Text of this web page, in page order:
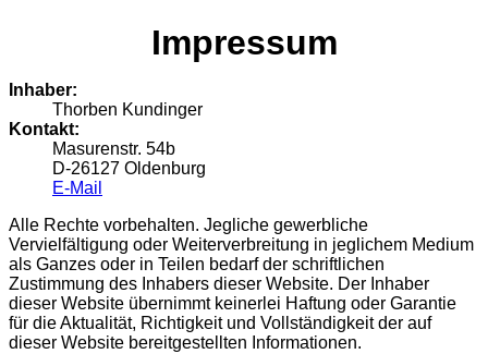
Impressum
Inhaber:
Thorben Kundinger
Kontakt:
Masurenstr. 54b
D-26127 Oldenburg
E-Mail
Alle Rechte vorbehalten. Jegliche gewerbliche
Vervielfältigung oder Weiterverbreitung in jeglichem Medium
als Ganzes oder in Teilen bedarf der schriftlichen
Zustimmung des Inhabers dieser Website. Der Inhaber
dieser Website übernimmt keinerlei Haftung oder Garantie
für die Aktualität, Richtigkeit und Vollständigkeit der auf
dieser Website bereitgestellten Informationen.